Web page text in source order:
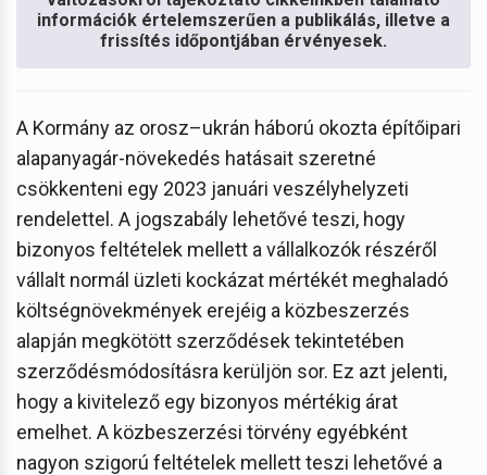
információk értelemszerűen a publikálás, illetve a
frissítés időpontjában érvényesek.
A Kormány az orosz–ukrán háború okozta építőipari
alapanyagár-növekedés hatásait szeretné
csökkenteni egy 2023 januári veszélyhelyzeti
rendelettel. A jogszabály lehetővé teszi, hogy
bizonyos feltételek mellett a vállalkozók részéről
vállalt normál üzleti kockázat mértékét meghaladó
költségnövekmények erejéig a közbeszerzés
alapján megkötött szerződések tekintetében
szerződésmódosításra kerüljön sor. Ez azt jelenti,
hogy a kivitelező egy bizonyos mértékig árat
emelhet. A közbeszerzési törvény egyébként
nagyon szigorú feltételek mellett teszi lehetővé a